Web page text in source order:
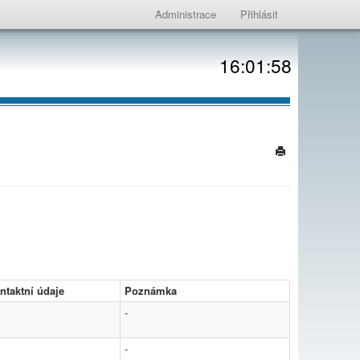
Administrace Přihlásit
16:01:58
údaje
Poznámka
-
-